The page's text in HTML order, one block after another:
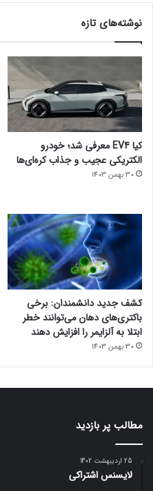
نوشته‌های تازه
کیا EV4 معرفی شد؛ خودرو
الکتریکی عجیب و جذاب کره‌ای‌ها
30 بهمن 1403
کشف جدید دانشمندان: برخی
باکتری‌های دهان می‌توانند خطر
ابتلا به آلزایمر را افزایش دهند
30 بهمن 1403
مطالب پر بازدید
25 اردیبهشت 1402
لایسنس اشتراکی